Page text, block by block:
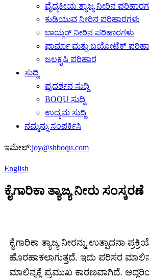
ವೈದ್ಯಕೀಯ ತ್ಯಾಜ್ಯ ನೀರಿನ
ಕುಡಿಯುವ ನೀರಿನ ಪರಿಹಾರಗಳು
ಬಾಯ್ಲರ್ ನೀರಿನ ಪರಿಹಾರಗಳು
ಫಾರ್ಮಾ ಮತ್ತು ಬಯೋಟೆಕ್
ಜಲಕೃಷಿ ಪರಿಹಾರ
ಸುದ್ದಿ
ಪ್ರದರ್ಶನ ಸುದ್ದಿ
BOQU ಸುದ್ದಿ
ಉದ್ಯಮ ಸುದ್ದಿ
ನಮ್ಮನ್ನು ಸಂಪರ್ಕಿಸಿ
ಇಮೇಲ್:joy@shboqu.com
English
ಕೈಗಾರಿಕಾ ತ್ಯಾಜ್ಯ ನೀರು ಸಂಸ್ಕರಣೆ
ಕೈಗಾರಿಕಾ ತ್ಯಾಜ್ಯ ನೀರನ್ನು ಉತ್ಪಾದನಾ
ಹೊರಹಾಕಲಾಗುತ್ತದೆ. ಇದು ಪರಿಸರ
ಮಾಲಿನ್ಯಕ್ಕೆ ಪ್ರಮುಖ ಕಾರಣವಾಗಿದೆ.